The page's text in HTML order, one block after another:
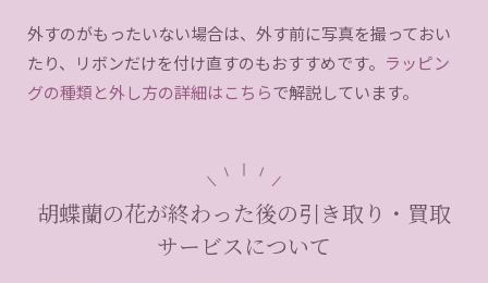
外すのがもったいない場合は、外す前に写真を撮っておい
たり、リボンだけを付け直すのもおすすめです。 ラッピン
グの種類と外し方の詳細はこちらで解説しています。
胡蝶蘭の花が終わった後の引き取り・買取
サービスについて